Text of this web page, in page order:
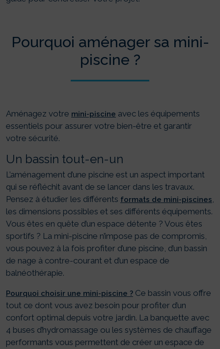
Pourquoi aménager sa mini-
piscine ?
Aménagez votre mini-piscine avec les équipements
essentiels pour assurer votre bien-être et garantir
votre sécurité.
Un bassin tout-en-un
L’aménagement d’une piscine est un aspect important
qui se réfléchit avant de se lancer dans les travaux.
Pensez à étudier les différents formats de mini-piscines,
les dimensions possibles et ses différents équipements.
Vous êtes en quête d’un espace détente ? Vous êtes
sportifs ? La mini-piscine n’impose pas de compromis,
vous pouvez à la fois profiter d’une piscine, d’un bassin
de nage à contre-courant et d’un espace de
balnéothérapie.
Pourquoi choisir une mini-piscine ? Ce bassin vous offre
tout ce dont vous avez besoin pour profiter d’un
confort optimal depuis votre jardin. La banquette avec
4 buses d’hydromassage ou les systèmes de chauffage
performants vous permettent de créer un espace de